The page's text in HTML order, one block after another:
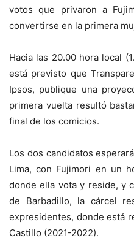
votos que privaron a
convertirse en la primera
Hacia las 20.00 hora local
está previsto que
Ipsos, publique una
primera vuelta resultó
final de los comicios.
Los dos candidatos
Lima, con Fujimori en un
donde ella vota y reside, y
de Barbadillo, la cárcel
expresidentes, donde está
Castillo (2021-2022).